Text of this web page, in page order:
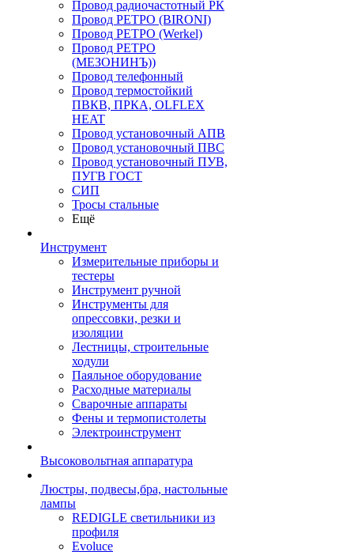
Провод радиочастотный РК
Провод РЕТРО (BIRONI)
Провод РЕТРО (Werkel)
Провод РЕТРО
(МЕЗОНИНЪ))
Провод телефонный
Провод термостойкий
ПВКВ, ПРКА, OLFLEX
HEAT
Провод установочный АПВ
Провод установочный ПВС
Провод установочный ПУВ,
ПУГВ ГОСТ
СИП
Тросы стальные
Ещё
Инструмент
Измерительные приборы и
тестеры
Инструмент ручной
Инструменты для
опрессовки, резки и
изоляции
Лестницы, строительные
ходули
Паяльное оборудование
Расходные материалы
Сварочные аппараты
Фены и термопистолеты
Электроинструмент
Высоковольтная аппаратура
Люстры, подвесы,бра, настольные
лампы
REDIGLE светильники из
профиля
Evoluce